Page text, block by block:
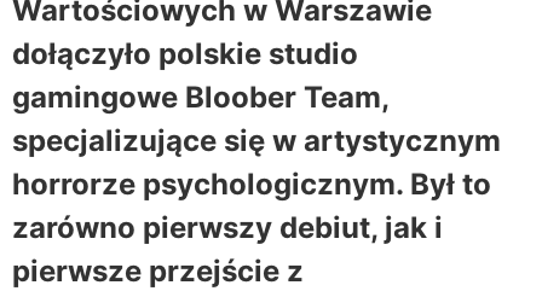
Wartościowych w Warszawie
dołączyło polskie studio
gamingowe Bloober Team,
specjalizujące się w artystycznym
horrorze psychologicznym. Był to
zarówno pierwszy debiut, jak i
pierwsze przejście z